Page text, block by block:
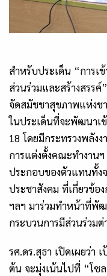
สำหรับประเด็น “การเ
ส่วนร่วมและสร้างสรร
จัดสมัชชาสุขภาพแห่งช
ในประเด็นที่จะพัฒนาเ
18โดยมีกระทรวงพลัง
การแต่งตั้งคณะทำงาน
ประกอบของตัวแทนทั้ง
ประชาสังคม ที่เกี่ยวข้อ
ฯลฯ มาร่วมทำหน้าที่พัฒ
กระบวนการมีส่วนร่วมต่
รศ.ดร.สุธา เปิดเผยว่า
ต้น จะมุ่งเน้นไปที่ “โซ